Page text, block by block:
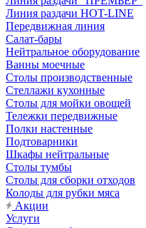
Линия раздачи HOT-LINE
Передвижная линия
Салат-бары
Нейтральное оборудование
Ванны моечные
Столы производственные
Стеллажи кухонные
Столы для мойки овощей
Тележки передвижные
Полки настенные
Подтоварники
Шкафы нейтральные
Столы тумбы
Столы для сборки отходов
Колоды для рубки мяса
Акции
Услуги